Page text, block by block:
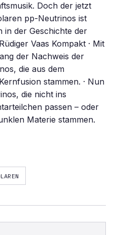
Doch der jetzt
pp-Neutrinos ist
in der Geschichte der
Vaas Kompakt · Mit
der Nachweis der
die aus dem
stammen. · Nun
die nicht ins
passen – oder
Materie stammen.